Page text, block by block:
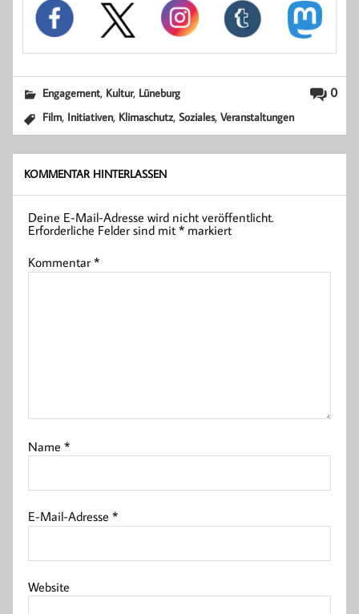
0
Engagement, Kultur, Lüneburg
Film, Initiativen, Klimaschutz,Soziales,Veranstaltungen
KOMMENTAR HINTERLASSEN
Deine E-Mail-Adresse wird nicht veröffentlicht.
Erforderliche Felder sind mit* markiert
Kommentar*
Name*
E-Mail-Adresse*
Website